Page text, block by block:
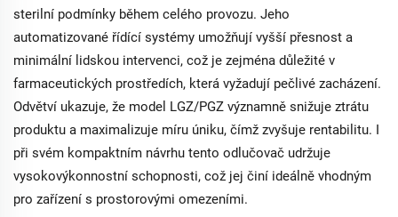
sterilní podmínky během celého provozu. Jeho
automatizované řídící systémy umožňují vyšší přesnost a
minimální lidskou intervenci, což je zejména důležité v
farmaceutických prostředích, která vyžadují pečlivé zacházení.
Odvětví ukazuje, že model LGZ/PGZ významně snižuje ztrátu
produktu a maximalizuje míru úniku, čímž zvyšuje rentabilitu. I
při svém kompaktním návrhu tento odlučovač udržuje
vysokovýkonnostní schopnosti, což jej činí ideálně vhodným
pro zařízení s prostorovými omezeními.